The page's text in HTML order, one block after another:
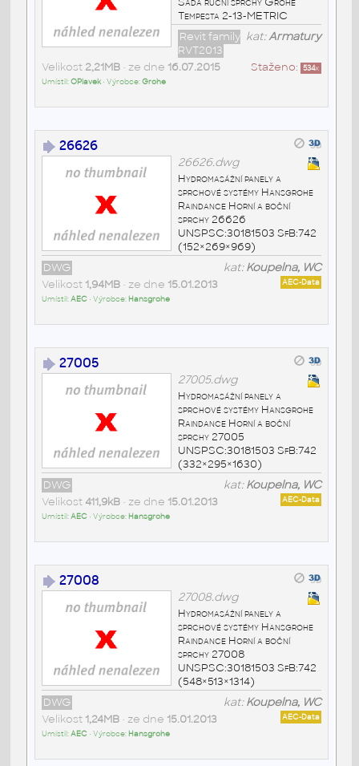
Tempesta 2-13-METRIC
kat:Armatury
Revit family
RVT2013
Staženo: 534x
Velikost 2,21MB• ze dne 16.07.2015
Umístil:OPlavek• Výrobce:Grohe
26626
26626.dwg
Hydromasážní panely a
sprchové systémy Hansgrohe
Raindance Horní a boční
sprchy 26626
UNSPSC:30181503 SfB:742
(152×269×969)
kat:Koupelna, WC
DWG
AEC-Data
Velikost 1,94MB• ze dne 15.01.2013
Umístil:AEC• Výrobce: Hansgrohe
27005
27005.dwg
Hydromasážní panely a
sprchové systémy Hansgrohe
Raindance Horní a boční
sprchy 27005
UNSPSC:30181503 SfB:742
(332×295×1630)
kat:Koupelna, WC
DWG
AEC-Data
Velikost 411,9kB• ze dne 15.01.2013
Umístil:AEC• Výrobce: Hansgrohe
27008
27008.dwg
Hydromasážní panely a
sprchové systémy Hansgrohe
Raindance Horní a boční
sprchy 27008
UNSPSC:30181503 SfB:742
(548×513×1314)
kat:Koupelna, WC
DWG
AEC-Data
Velikost 1,24MB• ze dne 15.01.2013
Umístil:AEC• Výrobce: Hansgrohe